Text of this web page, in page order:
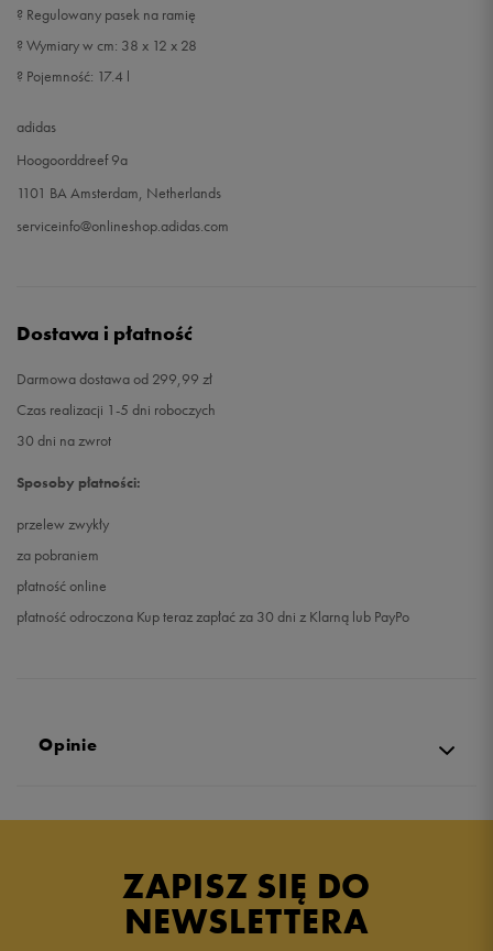
? Regulowany pasek na ramię
? Wymiary w cm: 38 x 12 x 28
? Pojemność: 17.4 l
adidas
Hoogoorddreef 9a
1101 BA Amsterdam, Netherlands
serviceinfo@onlineshop.adidas.com
Dostawa i płatność
Darmowa dostawa od 299,99 zł
Czas realizacji 1-5 dni roboczych
30 dni na zwrot
Sposoby płatności:
przelew zwykły
za pobraniem
płatność online
płatność odroczona Kup teraz zapłać za 30 dni z Klarną lub PayPo
Opinie
ZAPISZ SIĘ DO
NEWSLETTERA